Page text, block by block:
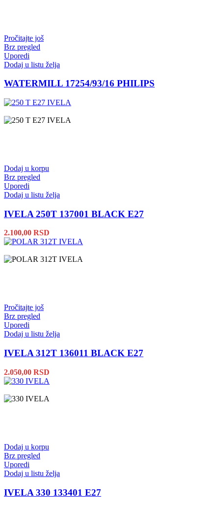
Pročitajte još
Brz pregled
Uporedi
Dodaj u listu želja
WATERMILL 17254/93/16 PHILIPS
Dodaj u korpu
Brz pregled
Uporedi
Dodaj u listu želja
IVELA 250T 137001 BLACK E27
2.100,00 RSD
Pročitajte još
Brz pregled
Uporedi
Dodaj u listu želja
IVELA 312T 136011 BLACK E27
2.050,00 RSD
Dodaj u korpu
Brz pregled
Uporedi
Dodaj u listu želja
IVELA 330 133401 E27